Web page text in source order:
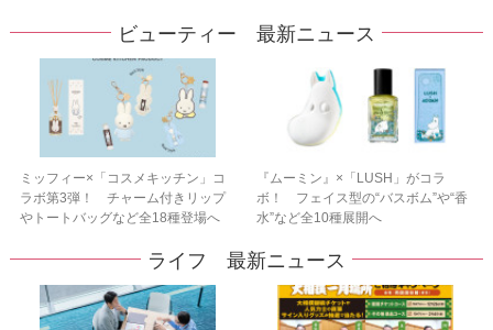
ビューティー 最新ニュース
ミッフィー×「コスメキッチン」コ
ラボ第3弾！ チャーム付きリップ
やトートバッグなど全18種登場へ
『ムーミン』×「LUSH」がコラ
ボ！ フェイス型の“バスボム”や“香
水”など全10種展開へ
ライフ 最新ニュース